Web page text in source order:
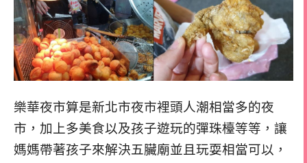
樂華夜市算是新北市夜市裡頭人潮相當多的夜
市，加上多美食以及孩子遊玩的彈珠檯等等，讓
媽媽帶著孩子來解決五臟廟並且玩耍相當可以，